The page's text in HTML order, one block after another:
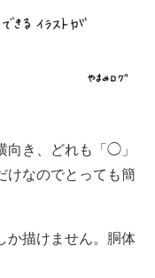
向き、どれも「◯」
けなのでとっても簡
か描けません。胴体